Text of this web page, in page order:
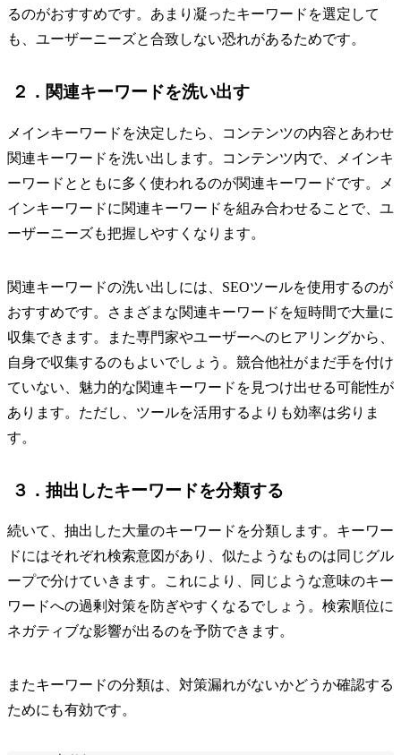
るのがおすすめです。あまり凝ったキーワードを選定して
も、ユーザーニーズと合致しない恐れがあるためです。
２．関連キーワードを洗い出す
メインキーワードを決定したら、コンテンツの内容とあわせ
関連キーワードを洗い出します。コンテンツ内で、メインキ
ーワードとともに多く使われるのが関連キーワードです。メ
インキーワードに関連キーワードを組み合わせることで、ユ
ーザーニーズも把握しやすくなります。
関連キーワードの洗い出しには、SEOツールを使用するのが
おすすめです。さまざまな関連キーワードを短時間で大量に
収集できます。また専門家やユーザーへのヒアリングから、
自身で収集するのもよいでしょう。競合他社がまだ手を付け
ていない、魅力的な関連キーワードを見つけ出せる可能性が
あります。ただし、ツールを活用するよりも効率は劣りま
す。
３．抽出したキーワードを分類する
続いて、抽出した大量のキーワードを分類します。キーワー
ドにはそれぞれ検索意図があり、似たようなものは同じグル
ープで分けていきます。これにより、同じような意味のキー
ワードへの過剰対策を防ぎやすくなるでしょう。検索順位に
ネガティブな影響が出るのを予防できます。
またキーワードの分類は、対策漏れがないかどうか確認する
ためにも有効です。